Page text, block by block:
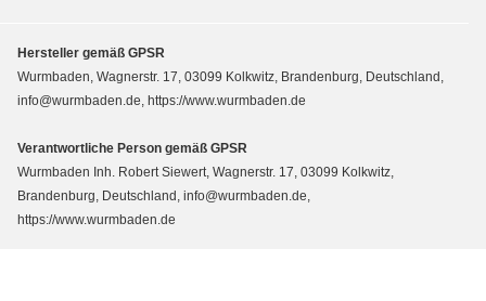
Hersteller gemäß GPSR
Wurmbaden, Wagnerstr. 17, 03099 Kolkwitz, Brandenburg, Deutschland,
info@wurmbaden.de, https://www.wurmbaden.de
Verantwortliche Person gemäß GPSR
Wurmbaden Inh. Robert Siewert, Wagnerstr. 17, 03099 Kolkwitz,
Brandenburg, Deutschland, info@wurmbaden.de,
https://www.wurmbaden.de